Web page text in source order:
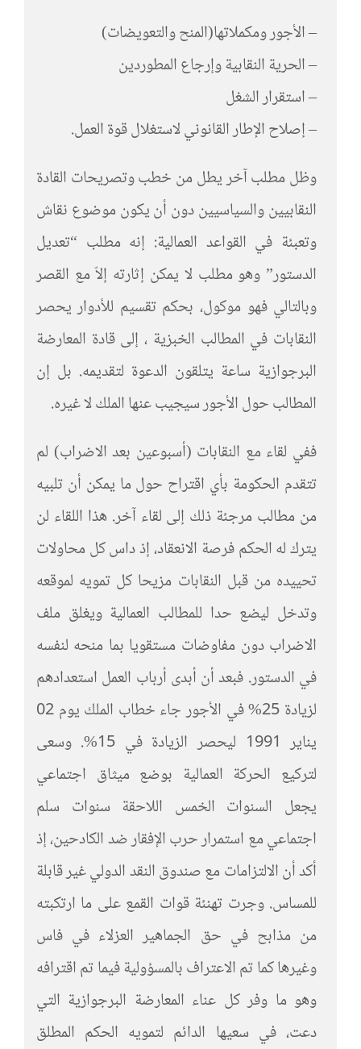
– الأجور ومكملاتها(المنح والتعويضات)
– الحرية النقابية وإرجاع المطوردين
– استقرار الشغل
– إصلاح الإطار القانوني لاستغلال قوة العمل.
وظل مطلب آخر يطل من خطب وتصريحات القادة
النقابيين والسياسيين دون أن يكون موضوع نقاش
وتعبئة في القواعد العمالية: إنه مطلب “تعديل
الدستور” وهو مطلب لا يمكن إثارته إلاّ مع القصر
وبالتالي فهو موكول، بحكم تقسيم للأدوار يحصر
النقابات في المطالب الخبزية ، إلى قادة المعارضة
البرجوازية ساعة يتلقون الدعوة لتقديمه. بل إن
المطالب حول الأجور سيجيب عنها الملك لا غيره.
ففي لقاء مع النقابات (أسبوعين بعد الاضراب) لم
تتقدم الحكومة بأي اقتراح حول ما يمكن أن تلبيه
من مطالب مرجئة ذلك إلى لقاء آخر. هذا اللقاء لن
يترك له الحكم فرصة الانعقاد، إذ داس كل محاولات
تحييده من قبل النقابات مزيحا كل تمويه لموقعه
وتدخل ليضع حدا للمطالب العمالية ويغلق ملف
الاضراب دون مفاوضات مستقويا بما منحه لنفسه
في الدستور. فبعد أن أبدى أرباب العمل استعدادهم
لزيادة 25% في الأجور جاء خطاب الملك يوم 02
يناير 1991 ليحصر الزيادة في 15%. وسعى
لتركيع الحركة العمالية بوضع ميثاق اجتماعي
يجعل السنوات الخمس اللاحقة سنوات سلم
اجتماعي مع استمرار حرب الإفقار ضد الكادحين، إذ
أكد أن الالتزامات مع صندوق النقد الدولي غير قابلة
للمساس. وجرت تهنئة قوات القمع على ما ارتكبته
من مذابح في حق الجماهير العزلاء في فاس
وغيرها كما تم الاعتراف بالمسؤولية فيما تم اقترافه
وهو ما وفر كل عناء المعارضة البرجوازية التي
دعت، في سعيها الدائم لتمويه الحكم المطلق